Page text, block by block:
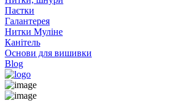
Паєтки
Галантерея
Нитки Муліне
Канітель
Основи для вишивки
Blog